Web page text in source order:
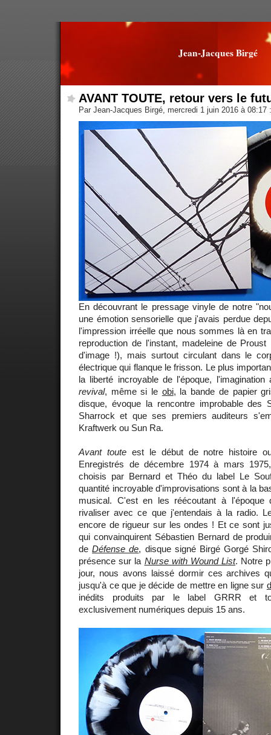
Jean-Jacques Birgé
AVANT TOUTE, retour vers le
Par Jean-Jacques Birgé, mercredi 1 juin 2016 à 08:17
En découvrant le pressage vinyle de notre
une émotion sensorielle que j'avais perdue
l'impression irréelle que nous sommes là en
reproduction de l'instant, madeleine de
d'image !), mais surtout circulant dans le
électrique qui flanque le frisson. Le plus
la liberté incroyable de l'époque,
revival, même si le obi, la bande de papier
disque, évoque la rencontre improbable des
Sharrock et que ses premiers auditeurs
Kraftwerk ou Sun Ra.
Avant touteest le début de notre histoire
Enregistrés de décembre 1974 à mars
choisis par Bernard et Théo du label Le
quantité incroyable d'improvisations sont à la
musical. C'est en les réécoutant à l'époque
rivaliser avec ce que j'entendais à la radio.
encore de rigueur sur les ondes ! Et ce sont
qui convainquirent Sébastien Bernard de
deDéfense de, disque signé Birgé Gorgé
présence sur la Nurse with Wound List. Notre
jour, nous avons laissé dormir ces archives
jusqu'à ce que je décide de mettre en ligne sur
inédits produits par le label GRRR et
exclusivement numériques depuis 15 ans.